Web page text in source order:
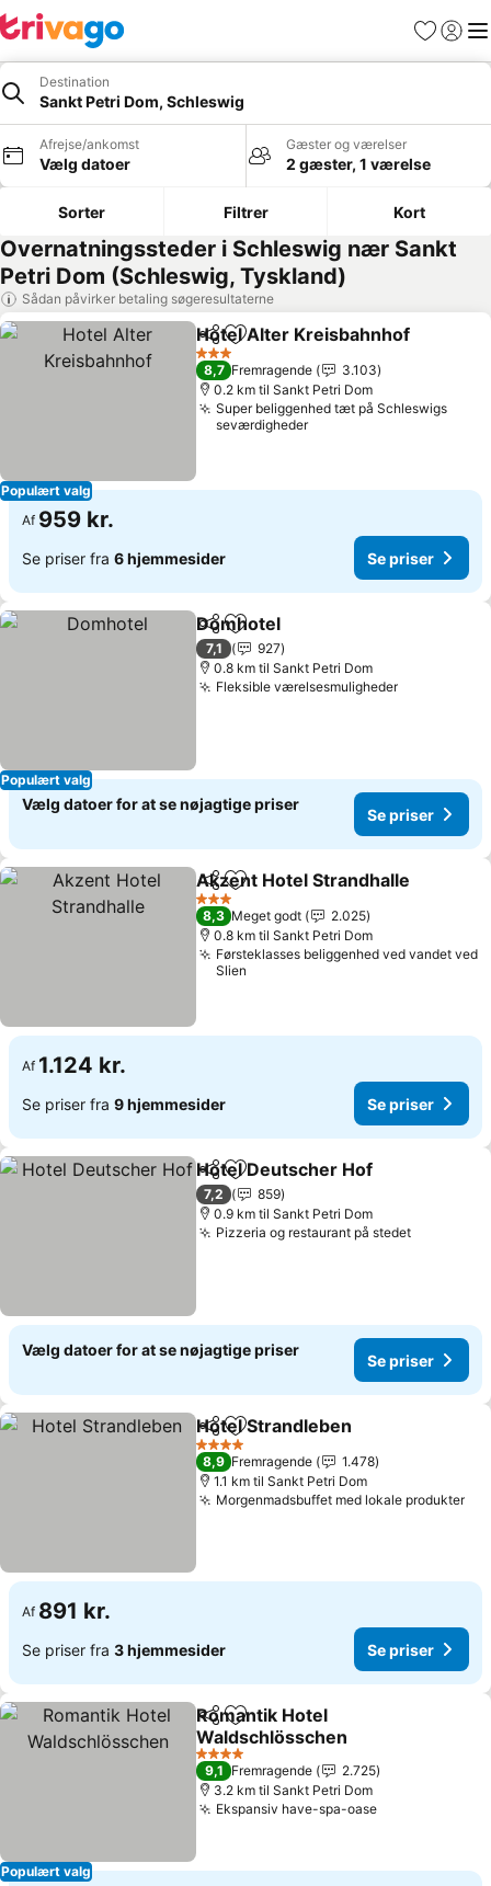
Favoritter
Log ind
Destination
Sankt Petri Dom, Schleswig
Afrejse/ankomst
Vælg datoer
Gæster og værelser
2 gæster, 1 værelse
Sorter Filtrer Kort
Overnatningssteder i Schleswig nær Sankt
Petri Dom (Schleswig, Tyskland)
Sådan påvirker betaling søgeresultaterne
Populært valg
Del Føj til favoritter
Hotel Alter Kreisbahnhof
3 Stjerner
8,7 Fremragende
3.103
0.2 km til Sankt Petri Dom
Super beliggenhed tæt på Schleswigs
seværdigheder
Af 959 kr.
Se priser fra 6 hjemmesider Se priser
Populært valg
Del Føj til favoritter
Domhotel
7,1
927
0.8 km til Sankt Petri Dom
Fleksible værelsesmuligheder
Vælg datoer for at se nøjagtige priser
Se priser
Del Føj til favoritter
Akzent Hotel Strandhalle
3 Stjerner
8,3 Meget godt
2.025
0.8 km til Sankt Petri Dom
Førsteklasses beliggenhed ved vandet ved
Slien
Af 1.124 kr.
Se priser fra 9 hjemmesider Se priser
Del Føj til favoritter
Hotel Deutscher Hof
7,2
859
0.9 km til Sankt Petri Dom
Pizzeria og restaurant på stedet
Vælg datoer for at se nøjagtige priser
Se priser
Del Føj til favoritter
Hotel Strandleben
4 Stjerner
8,9 Fremragende
1.478
1.1 km til Sankt Petri Dom
Morgenmadsbuffet med lokale produkter
Af 891 kr.
Se priser fra 3 hjemmesider Se priser
Populært valg
Del Føj til favoritter
Romantik Hotel
Waldschlösschen
4 Stjerner
9,1 Fremragende
2.725
3.2 km til Sankt Petri Dom
Ekspansiv have-spa-oase